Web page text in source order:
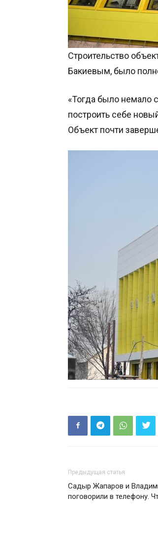
Строительство
Бакиевым, было
«Тогда было немало
построить себе
Объект почти
Предыдущая статья
Садыр Жапаров и
поговорили в телефону.